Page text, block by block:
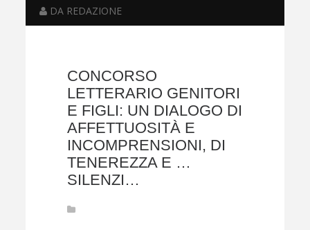
DA REDAZIONE
CONCORSO
LETTERARIO GENITORI
E FIGLI: UN DIALOGO DI
AFFETTUOSITÀ E
INCOMPRENSIONI, DI
TENEREZZA E …
SILENZI…